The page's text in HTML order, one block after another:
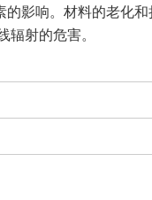
影响。材料的老化
射的危害。